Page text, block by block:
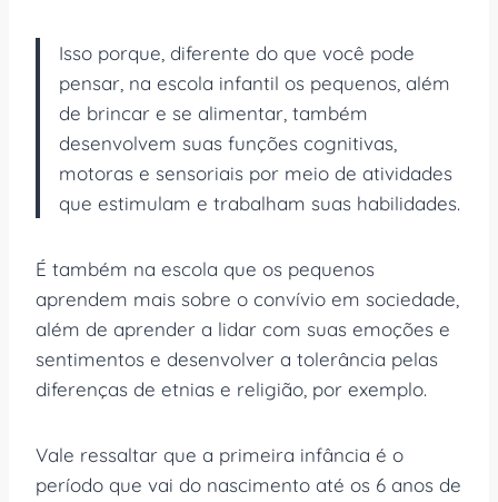
Isso porque, diferente do que você pode
pensar, na escola infantil os pequenos, além
de brincar e se alimentar, também
desenvolvem suas funções cognitivas,
motoras e sensoriais por meio de atividades
que estimulam e trabalham suas habilidades.
É também na escola que os pequenos
aprendem mais sobre o convívio em sociedade,
além de aprender a lidar com suas emoções e
sentimentos e desenvolver a tolerância pelas
diferenças de etnias e religião, por exemplo.
Vale ressaltar que a primeira infância é o
período que vai do nascimento até os 6 anos de